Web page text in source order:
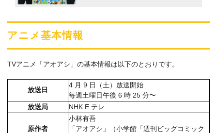
アニメ基本情報
TVアニメ「アオアシ」の基本情報は以下のとおりです。
放送日
4 月 9 日（土）放送開始
毎週土曜日午後 6 時 25 分〜
放送局
NHK E テレ
原作者
小林有吾
「アオアシ」（小学館「週刊ビッグコミック